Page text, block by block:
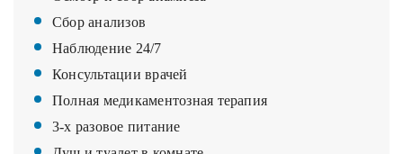
Сбор анализов
Наблюдение 24/7
Консультации врачей
Полная медикаментозная терапия
3-х разовое питание